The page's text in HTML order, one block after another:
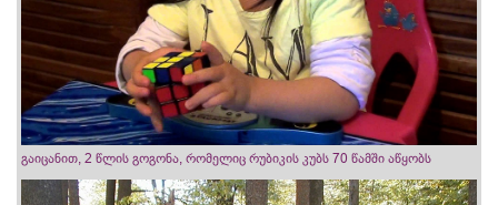
გაიცანით, 2 წლის გოგონა, რომელიც რუბიკის კუბს 70 წამში აწყობს